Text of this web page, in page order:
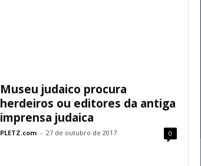
Museu judaico procura
herdeiros ou editores da antiga
imprensa judaica
PLETZ.com - 27 de outubro de 2017 0